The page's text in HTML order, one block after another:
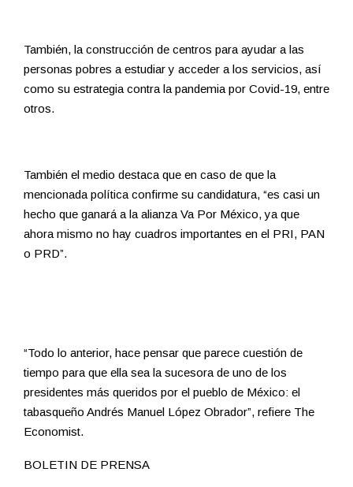
También, la construcción de centros para ayudar a las
personas pobres a estudiar y acceder a los servicios, así
como su estrategia contra la pandemia por Covid-19, entre
otros.
También el medio destaca que en caso de que la
mencionada política confirme su candidatura, “es casi un
hecho que ganará a la alianza Va Por México, ya que
ahora mismo no hay cuadros importantes en el PRI, PAN
o PRD”.
“Todo lo anterior, hace pensar que parece cuestión de
tiempo para que ella sea la sucesora de uno de los
presidentes más queridos por el pueblo de México: el
tabasqueño Andrés Manuel López Obrador”, refiere The
Economist.
BOLETIN DE PRENSA